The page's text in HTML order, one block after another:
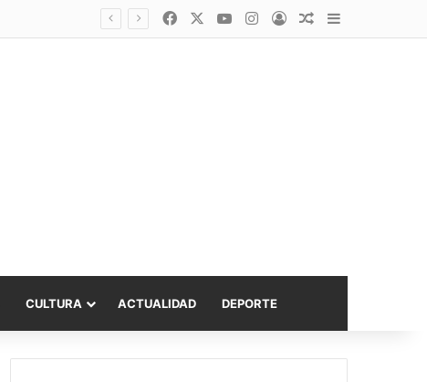
FacebookYouTubeInstagram
AccesoPublicación al
Barra lateral
CULTURA ACTUALIDAD DEPORTE